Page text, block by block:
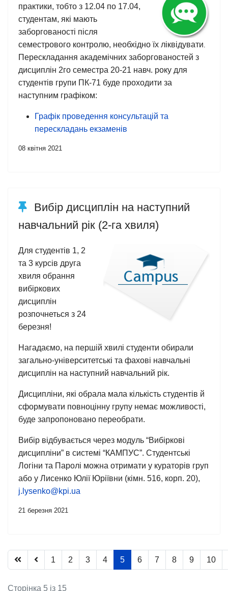
практики, тобто з 12.04 по 17.04,
студентам, які мають
заборгованості після
семестрового контролю, необхідно їх ліквідувати
Перескладання академічних заборгованостей з
дисциплін 2го семестра 20-21 навч. року для
студентів групи ПК-71 буде проходити за
наступним графіком:
Графік проведення консультацій та
перескладань екзаменів
08 квітня 2021
Вибір дисциплін на наступний
навчальний рік (2-га хвиля)
Для студентів 1, 2
та 3 курсів друга
хвиля обрання
вибіркових
дисциплін
розпочнеться з 24
березня!
Нагадаємо, на першій хвилі студенти обирали
загально-університетські та фахові навчальні
дисциплін на наступний навчальний рік.
Дисципліни, які обрала мала кількість студентів й
сформувати повноцінну групу немає можливості,
буде запропоновано переобрати.
Вибір відбувається через модуль “Вибіркові
дисципліни” в системі “КАМПУС”. Студентські
Логіни та Паролі можна отримати у кураторів груп
або у Лисенко Юлії Юріївни (кімн. 516, корп. 20),
j.lysenko@kpi.ua
21 березня 2021
1 2 3 4 5 6 7 8 9 10
Сторінка 5 із 15